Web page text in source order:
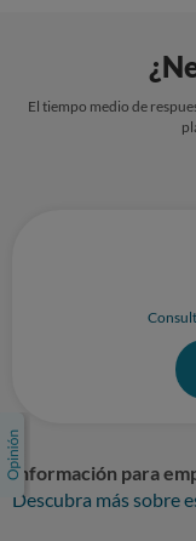
El tiempo medio de
Información para
Descubra más sobre